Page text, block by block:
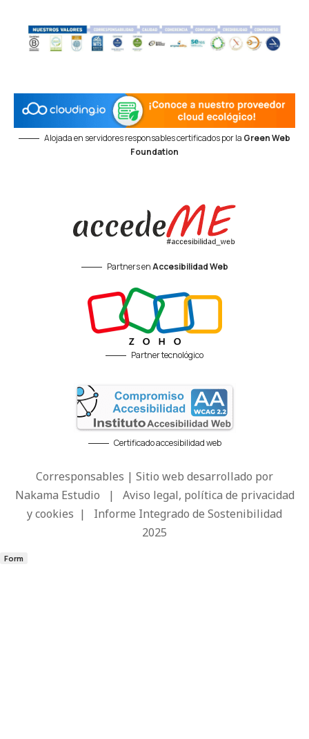
Alojada en servidores responsables certificados por la Green Web
Foundation
Partners enAccesibilidad Web
Partner tecnológico
Certificado accesibilidad web
Corresponsables | Sitio web desarrollado por
Nakama Estudio | Aviso legal, política de privacidad
y cookies | Informe Integrado de Sostenibilidad
2025
Form